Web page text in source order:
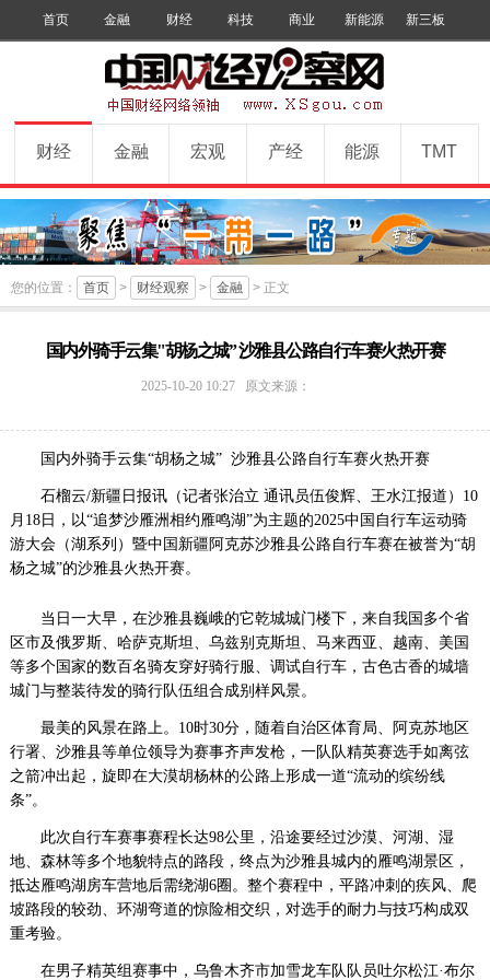
首页 金融 财经 科技 商业 新能源 新三板
财经 金融 宏观 产经 能源 TMT
您的位置： 首页 > 财经观察 > 金融 > 正文
国内外骑手云集"胡杨之城” 沙雅县公路自行车赛火热开赛
2025-10-20 10:27
财
网
·www.xsgou.com
原文来源：
国内外骑手云集“胡杨之城” 沙雅县公路自行车赛火热开赛
石榴云/新疆日报讯（记者张治立 通讯员伍俊辉、王水江报道）10
月18日，以“追梦沙雁洲相约雁鸣湖”为主题的2025中国自行车运动骑
游大会（湖系列）暨中国新疆阿克苏沙雅县公路自行车赛在被誉为“胡
杨之城”的沙雅县火热开赛。
当日一大早，在沙雅县巍峨的它乾城城门楼下，来自我国多个省
区市及俄罗斯、哈萨克斯坦、乌兹别克斯坦、马来西亚、越南、美国
等多个国家的数百名骑友穿好骑行服、调试自行车，古色古香的城墙
城门与整装待发的骑行队伍组合成别样风景。
最美的风景在路上。10时30分，随着自治区体育局、阿克苏地区
行署、沙雅县等单位领导为赛事齐声发枪，一队队精英赛选手如离弦
之箭冲出起，旋即在大漠胡杨林的公路上形成一道“流动的缤纷线
条”。
此次自行车赛事赛程长达98公里，沿途要经过沙漠、河湖、湿
地、森林等多个地貌特点的路段，终点为沙雅县城内的雁鸣湖景区，
抵达雁鸣湖房车营地后需绕湖6圈。整个赛程中，平路冲刺的疾风、爬
坡路段的较劲、环湖弯道的惊险相交织，对选手的耐力与技巧构成双
重考验。
在男子精英组赛事中，乌鲁木齐市加雪龙车队队员吐尔松江·布尔